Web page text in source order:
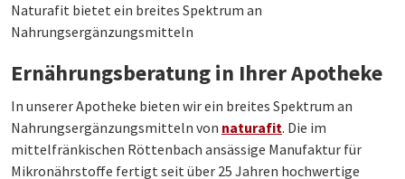
Naturafit bietet ein breites Spektrum an
Nahrungsergänzungsmitteln
Ernährungsberatung in Ihrer Apotheke
In unserer Apotheke bieten wir ein breites Spektrum an
Nahrungsergänzungsmitteln von naturafit. Die im
mittelfränkischen Röttenbach ansässige Manufaktur für
Mikronährstoffe fertigt seit über 25 Jahren hochwertige